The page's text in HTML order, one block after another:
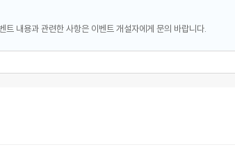
내용과 관련한 사항은 이벤트 개설자에게 문의 바랍니다.